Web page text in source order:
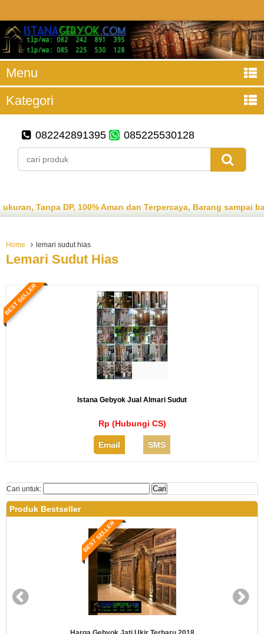
Menu
Kategori
082242891395 085225530128
DP, 100% Aman dan Terpercaya, Barang sampai baru
Home lemari sudut hias
Lemari Sudut Hias
BEST SELLER
Istana Gebyok Jual Almari Sudut
Rp (Hubungi CS)
Email SMS
Cari untuk:
Produk Bestseller
BEST SELLER